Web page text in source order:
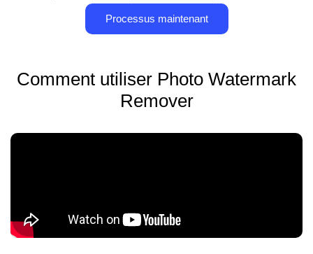
Processus maintenant
Comment utiliser Photo Watermark
Remover